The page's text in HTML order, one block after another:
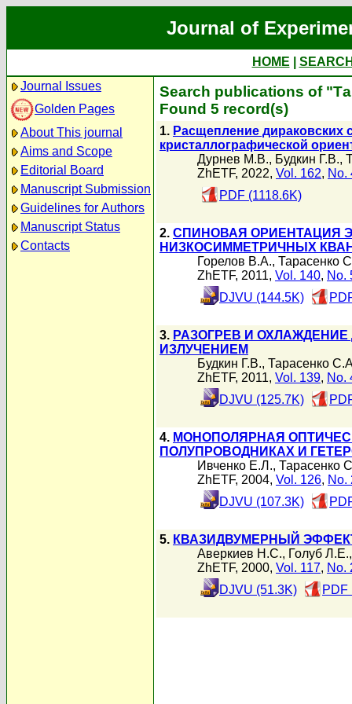
Journal of
HOME
Journal Issues
Golden Pages
About This journal
Aims and Scope
Editorial Board
Manuscript Submission
Guidelines for Authors
Manuscript Status
Contacts
Search publications of
Found 5 record(s)
1. Расщепление дираковских
кристаллографической
Дурнев М.В., Будкин Г.В.,
ZhETF, 2022, Vol. 162, No.
PDF (1118.6K)
2. СПИНОВАЯ ОРИЕНТАЦИЯ
НИЗКОСИММЕТРИЧНЫХ
Горелов В.А., Тарасенко
ZhETF, 2011, Vol. 140, No.
DJVU (144.5K)
3. РАЗОГРЕВ И
ИЗЛУЧЕНИЕМ
Будкин Г.В., Тарасенко
ZhETF, 2011, Vol. 139, No.
DJVU (125.7K)
4. МОНОПОЛЯРНАЯ
ПОЛУПРОВОДНИКАХ И
Ивченко Е.Л., Тарасенко
ZhETF, 2004, Vol. 126, No.
DJVU (107.3K)
5. КВАЗИДВУМЕРНЫЙ
Аверкиев Н.С., Голуб Л.Е.
ZhETF, 2000, Vol. 117, No.
DJVU (51.3K)
PDF